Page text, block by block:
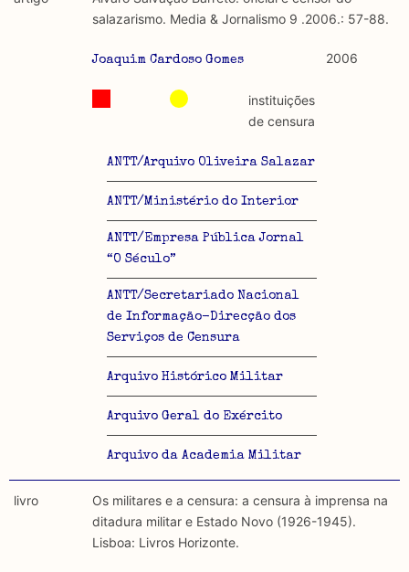
académicos.
Limitações
produzidos até 2022, contudo não foi possível ter acesso
a algumas das publicações que aqui se encontram
discurso e uso da liberdade de expressão. Trata-se de
uma censura que é omnipresente, dado que é
Regulatória e Constitutiva : são combinadas ambas
abordagens.
Tipo investigação realizada
Empírica
Combinação teórico-empírica
Os resultados obtidos podem ser exportados em formato
.csv para importação em programas de folha de cálculo
salazarismo. Media & Jornalismo 9 .2006.: 57-88.
Joaquim Cardoso Gomes 2006
ANTT/Arquivo Oliveira Salazar
ANTT/Ministério do Interior
ANTT/Empresa Pública Jornal
“O Século”
ANTT/Secretariado Nacional
de Informação-Direcção dos
Serviços de Censura
Arquivo Histórico Militar
Arquivo Geral do Exército
Arquivo da Academia Militar
instituições
de censura
livro
Os militares e a censura: a censura à imprensa na
ditadura militar e Estado Novo (1926-1945).
Lisboa: Livros Horizonte.